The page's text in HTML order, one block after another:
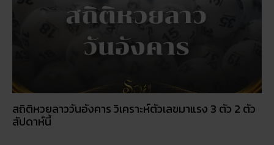
สถิติหวยลาววันอังคาร วิเคราะห์ตัวเลขมาแรง 3 ตัว 2 ตัว
สัปดาห์นี้